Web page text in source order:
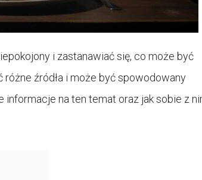
i zastanawiać się, co może być
źródła i może być spowodowany
na ten temat oraz jak sobie z